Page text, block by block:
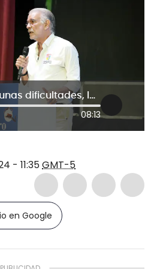
Ha tenido algunas dificultades, la situación financiera no es la mejor: Verano sobre Air-e
08:13
- 11:35GMT-5
en Google